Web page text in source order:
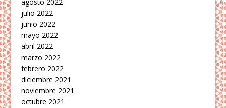
julio 2022
junio 2022
mayo 2022
abril 2022
marzo 2022
febrero 2022
diciembre 2021
noviembre 2021
octubre 2021